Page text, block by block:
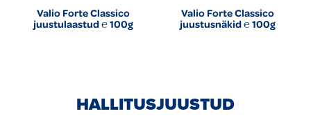
Valio Forte Classico
juustulaastud ℮ 100g
Valio Forte Classico
juustusnäkid ℮ 100g
HALLITUSJUUSTUD